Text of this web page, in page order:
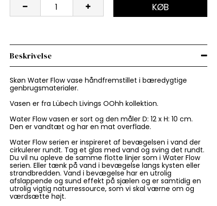
KØB
Beskrivelse
Skøn Water Flow vase håndfremstillet i bæredygtige
genbrugsmaterialer.
Vasen er fra Lübech Livings OOhh kollektion.
Water Flow vasen er sort og den måler D: 12 x H: 10 cm.
Den er vandtæt og har en mat overflade.
Water Flow serien er inspireret af bevægelsen i vand der
cirkulerer rundt. Tag et glas med vand og sving det rundt.
Du vil nu opleve de samme flotte linjer som i Water Flow
serien. Eller tænk på vand i bevægelse langs kysten eller
strandbredden. Vand i bevægelse har en utrolig
afslappende og sund effekt på sjælen og er samtidig en
utrolig vigtig naturressource, som vi skal værne om og
værdsætte højt.